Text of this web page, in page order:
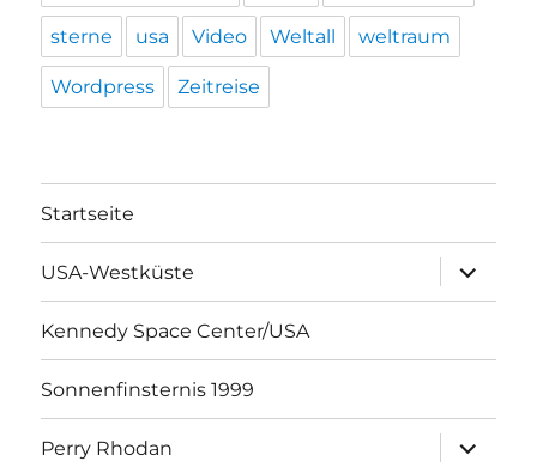
sterne usa Video Weltall weltraum
Wordpress Zeitreise
Startseite
USA-Westküste
öffnen
Kennedy Space Center/USA
Sonnenfinsternis 1999
Perry Rhodan
öffnen